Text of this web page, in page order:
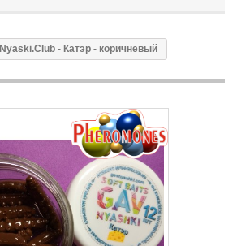
Nyaski.Club - Катэр - коричневый